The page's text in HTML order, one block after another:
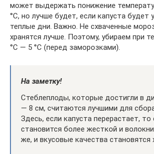
может выдержать понижение
°С, но лучше будет, если капуста будет
теплые дни. Важно. Не схваченные
хранятся лучше. Поэтому, убираем при
°С — 5 °С (перед заморозками).
На заметку!
Стеблеплоды, которые достигли в
— 8 см, считаются лучшими для
Здесь, если капуста перерастает, то
становится более жесткой и
же, и вкусовые качества становятся